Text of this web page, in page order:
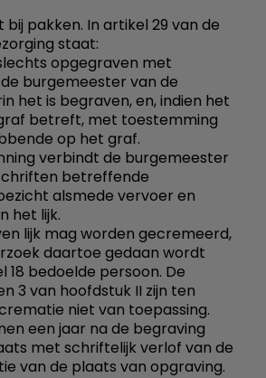
bij pakken. In artikel 29 van de
staat:
opgegraven met
burgemeester van de
het is begraven, en, indien het
betreft, met toestemming
op het graf.
verbindt de burgemeester
betreffende
alsmede vervoer en
het lijk.
lijk mag worden gecremeerd,
daartoe gedaan wordt
18 bedoelde persoon. De
3 van hoofdstuk II zijn ten
niet van toepassing.
een jaar na de begraving
met schriftelijk verlof van de
van de plaats van opgraving.